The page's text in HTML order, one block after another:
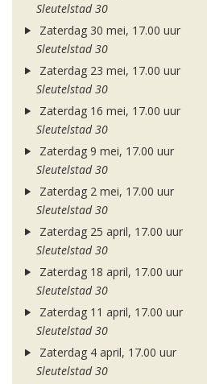
Sleutelstad 30
Zaterdag 30 mei, 17.00 uur
Sleutelstad 30
Zaterdag 23 mei, 17.00 uur
Sleutelstad 30
Zaterdag 16 mei, 17.00 uur
Sleutelstad 30
Zaterdag 9 mei, 17.00 uur
Sleutelstad 30
Zaterdag 2 mei, 17.00 uur
Sleutelstad 30
Zaterdag 25 april, 17.00 uur
Sleutelstad 30
Zaterdag 18 april, 17.00 uur
Sleutelstad 30
Zaterdag 11 april, 17.00 uur
Sleutelstad 30
Zaterdag 4 april, 17.00 uur
Sleutelstad 30